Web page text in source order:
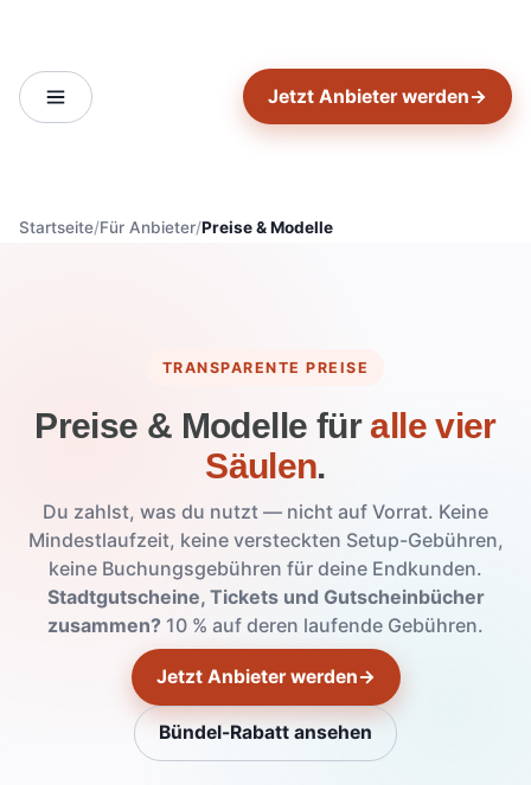
Jetzt Anbieter werden→
Startseite Für Anbieter Preise & Modelle
TRANSPARENTE PREISE
Preise & Modelle füralle vier
Säulen.
Du zahlst, was du nutzt — nicht auf Vorrat. Keine
Mindestlaufzeit, keine versteckten Setup-Gebühren,
keine Buchungsgebühren für deine Endkunden.
Stadtgutscheine, Tickets und Gutscheinbücher
zusammen? 10 % auf deren laufende Gebühren.
Jetzt Anbieter werden→
Bündel-Rabatt ansehen